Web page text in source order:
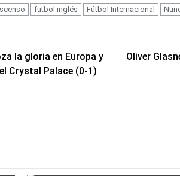
futbol inglés Fútbol Internacional
la gloria en Europa y
Crystal Palace (0-1)
Oliver